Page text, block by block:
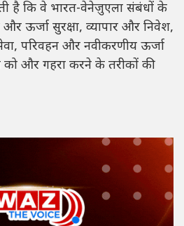
है कि वे भारत-वेनेज़ुएला संबंधों के
ऊर्जा सुरक्षा, व्यापार और निवेश,
परिवहन और नवीकरणीय ऊर्जा
को और गहरा करने के तरीकों की